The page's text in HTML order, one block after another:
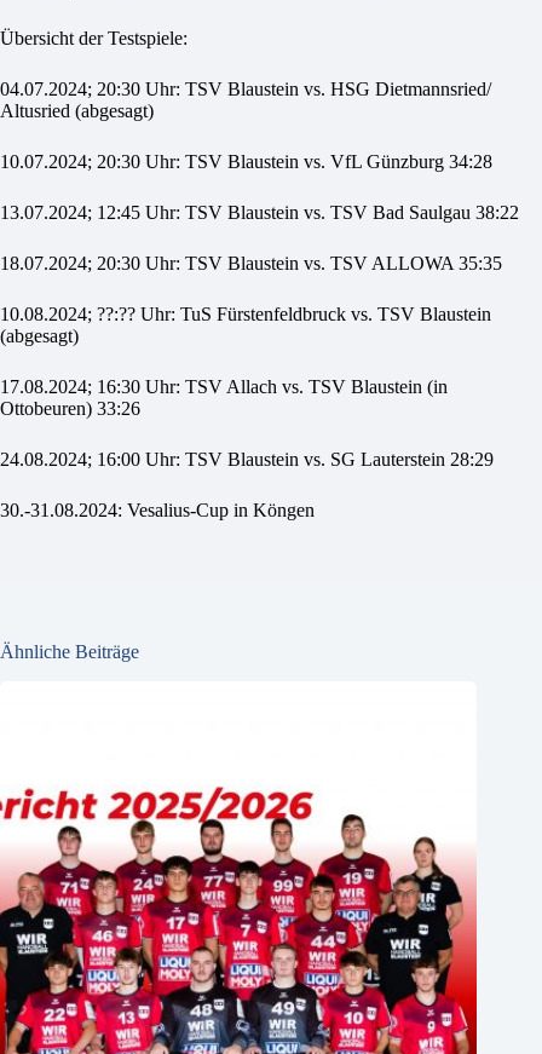
Übersicht der Testspiele:
04.07.2024; 20:30 Uhr: TSV Blaustein vs. HSG Dietmannsried/
Altusried (abgesagt)
10.07.2024; 20:30 Uhr: TSV Blaustein vs. VfL Günzburg 34:28
13.07.2024; 12:45 Uhr: TSV Blaustein vs. TSV Bad Saulgau 38:22
18.07.2024; 20:30 Uhr: TSV Blaustein vs. TSV ALLOWA 35:35
10.08.2024; ??:?? Uhr: TuS Fürstenfeldbruck vs. TSV Blaustein
(abgesagt)
17.08.2024; 16:30 Uhr: TSV Allach vs. TSV Blaustein (in
Ottobeuren) 33:26
24.08.2024; 16:00 Uhr: TSV Blaustein vs. SG Lauterstein 28:29
30.-31.08.2024: Vesalius-Cup in Köngen
Ähnliche Beiträge